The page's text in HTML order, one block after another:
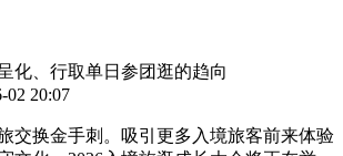
化、行取单日参团逛的趋向
02 20:07
换金手刺。吸引更多入境旅客前来体验